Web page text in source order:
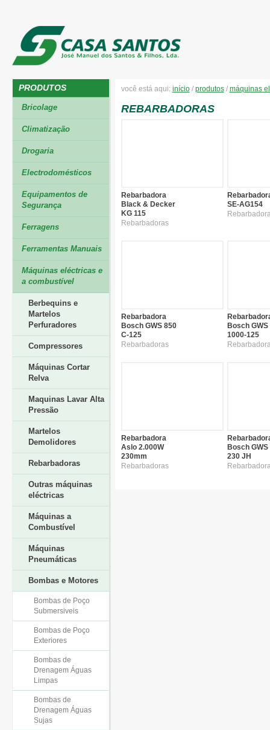
PRODUTOS
Bricolage
Climatização
Drogaria
Electrodomésticos
Equipamentos de
Segurança
Ferragens
Ferramentas Manuais
Máquinas eléctricas e
a combustível
Berbequins e
Martelos
Perfuradores
Compressores
Máquinas Cortar
Relva
Maquinas Lavar Alta
Pressão
Martelos
Demolidores
Rebarbadoras
Outras máquinas
eléctricas
Máquinas a
Combustível
Máquinas
Pneumáticas
Bombas e Motores
Bombas de Poço
Submersiveis
Bombas de Poço
Exteriores
Bombas de
Drenagem Águas
Limpas
Bombas de
Drenagem Águas
Sujas
você está aqui: início/ produtos/ máquinas
REBARBADORAS
Rebarbadora
Black & Decker
KG 115
Rebarbadoras
SE-AG154
Rebarbadora
Bosch GWS 850
C-125
Rebarbadoras
Bosch GWS
1000-125
Rebarbadora
Aslo 2.000W
230mm
Rebarbadoras
Bosch GWS
230 JH